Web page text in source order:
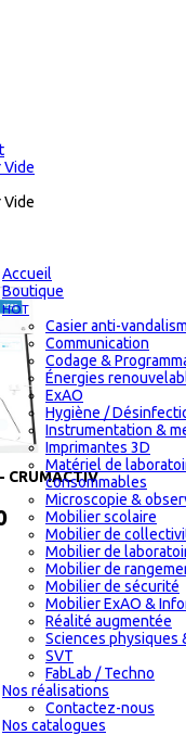
Vide
Vide
Accueil
Boutique
HOT
Casier anti-
Communication
Codage &
Énergies
ExAO
Hygiène /
Instrumentation &
Imprimantes 3D
Matériel de
consommables
Microscopie &
Mobilier scolaire
Mobilier de
Mobilier de
Mobilier de
Mobilier de sécurité
Mobilier ExAO &
Réalité augmentée
Sciences physiques
SVT
FabLab / Techno
Nos réalisations
Contactez-nous
Nos catalogues
CRUMACTIV